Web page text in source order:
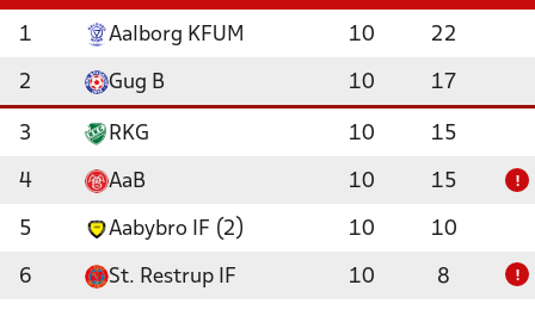
1 Aalborg KFUM 10 22
2 Gug B 10 17
3 RKG 10 15
4 AaB 10 15 !
5 Aabybro IF (2) 10 10
6 St. Restrup IF 10 8 !